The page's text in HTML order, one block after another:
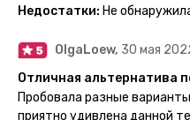
Недостатки: Не
OlgaLoew, 30 мая
Отличная альтернатива
Пробовала разные
приятно удивлена данной